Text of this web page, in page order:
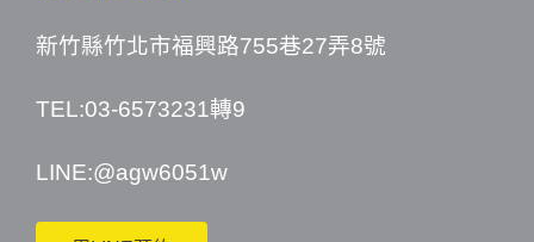
新竹縣竹北市福興路755巷27弄8號
TEL:03-6573231轉9
LINE:@agw6051w